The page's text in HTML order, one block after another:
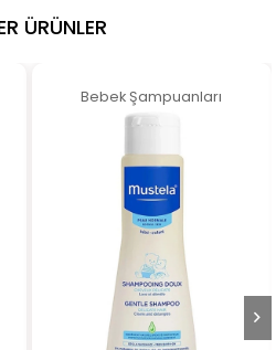
ÜRÜNLER
Bebek Şampuanları